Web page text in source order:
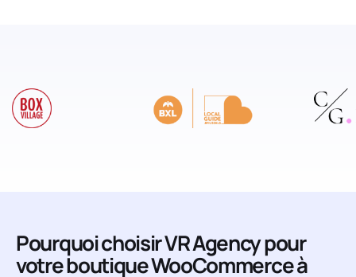
Pourquoi choisir VR Agency pour
votre boutique WooCommerce à